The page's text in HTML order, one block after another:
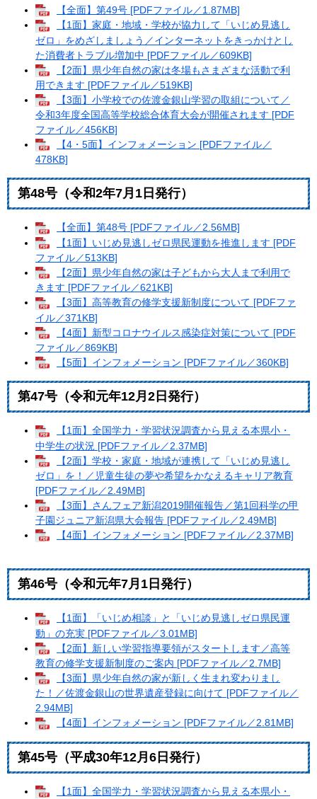
【全面】第49号 [PDFファイル／1.87MB]
【1面】家庭・地域・学校が協力して「いじめ見逃し
ゼロ」をめざしましょう／インターネットをきっかけとし
た消費者トラブル増加中 [PDFファイル／609KB]
【2面】県少年自然の家は冬場もさまざまな活動で利
用できます [PDFファイル／519KB]
【3面】小学校での佐渡金銀山学習の取組について／
令和3年度全国高等学校総合体育大会が開催されます [PDF
ファイル／456KB]
【4・5面】インフォメーション [PDFファイル／
478KB]
第48号（令和2年7月1日発行）
【全面】第48号 [PDFファイル／2.56MB]
【1面】いじめ見逃しゼロ県民運動を推進します [PDF
ファイル／513KB]
【2面】県少年自然の家は子どもから大人まで利用で
きます [PDFファイル／621KB]
【3面】高等教育の修学支援新制度について [PDFファ
イル／371KB]
【4面】新型コロナウイルス感染症対策について [PDF
ファイル／869KB]
【5面】インフォメーション [PDFファイル／360KB]
第47号（令和元年12月2日発行）
【1面】全国学力・学習状況調査から見える本県小・
中学生の状況 [PDFファイル／2.37MB]
【2面】学校・家庭・地域が連携して「いじめ見逃し
ゼロ」を！／児童生徒の夢や希望をかなえるキャリア教育
[PDFファイル／2.49MB]
【3面】さんフェア新潟2019開催報告／第1回科学の甲
子園ジュニア新潟県大会報告 [PDFファイル／2.49MB]
【4面】インフォメーション [PDFファイル／2.37MB]
第46号（令和元年7月1日発行）
【1面】「いじめ相談」と「いじめ見逃しゼロ県民運
動」の充実 [PDFファイル／3.01MB]
【2面】新しい学習指導要領がスタートします／高等
教育の修学支援新制度のご案内 [PDFファイル／2.7MB]
【3面】県少年自然の家が新しく生まれ変わりまし
た！／佐渡金銀山の世界遺産登録に向けて [PDFファイル／
2.94MB]
【4面】インフォメーション [PDFファイル／2.81MB]
第45号（平成30年12月6日発行）
【1面】全国学力・学習状況調査から見える本県小・